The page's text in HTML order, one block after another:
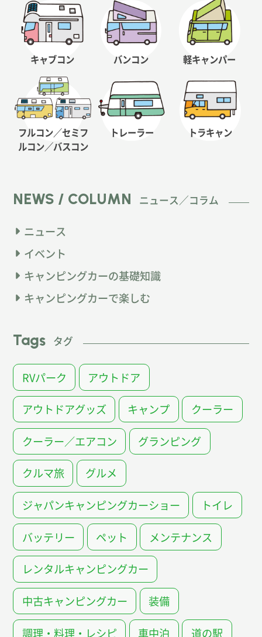
キャブコン バンコン 軽キャンパー
フルコン／セミフ
ルコン／バスコン
トレーラー トラキャン
NEWS / COLUMN ニュース／コラム
ニュース
イベント
キャンピングカーの基礎知識
キャンピングカーで楽しむ
Tags タグ
RVパーク アウトドア
アウトドアグッズ キャンプ クーラー
クーラー／エアコン グランピング
クルマ旅 グルメ
ジャパンキャンピングカーショー トイレ
バッテリー ペット メンテナンス
レンタルキャンピングカー
中古キャンピングカー 装備
調理・料理・レシピ 車中泊 道の駅